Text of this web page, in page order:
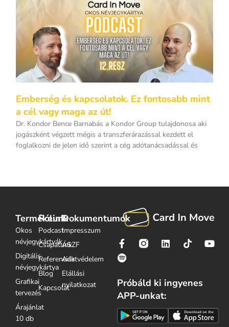
Emberség és kapcsolatok. Ez fontosabb mint
a cél vagy maga az út!
Dr. Kondor Bence Barnabás a Kondor Group tulajdonosa aki
jogászként végzett mégis a transzferárazással kezdett el
foglalkozni de jelen idő szerint a cég adótanácsadással és
Próbáld ki ingyenes
APP-unkat:
Termékeink
Okos
névjegykártyák
Digitális
névjegykártya
Grafikai
tervezés
Árajánlat
10 db
Rólunk
Podcast
Csapatunk
Referenciák
Blog
Kapcsolat
Dokumentumok
Impresszum
ÁSZF
Adatvédelem
Elállási
nyilatkozat